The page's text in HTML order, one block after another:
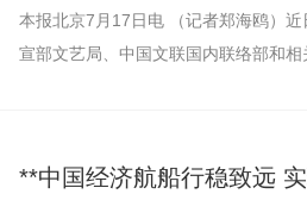
本报北京7月17日电 （记者郑海鸥）近日，“艺苑撷英——**..青年艺术人才展演”在北京拉开帷幕。此次展演是中
宣部文艺局、中国文联国内联络部和
**中国经济航船行稳致远